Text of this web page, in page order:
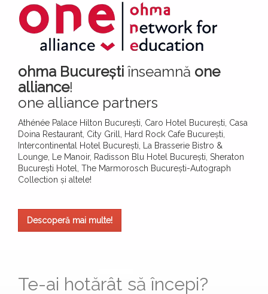
ohma București înseamnă one
alliance!
one alliance partners
Athénée Palace Hilton București, Caro Hotel București, Casa
Doina Restaurant, City Grill, Hard Rock Cafe București,
Intercontinental Hotel București, La Brasserie Bistro &
Lounge, Le Manoir, Radisson Blu Hotel București, Sheraton
București Hotel, The Marmorosch București-Autograph
Collection și altele!
Descoperă mai multe!
Te-ai hotărât să începi?